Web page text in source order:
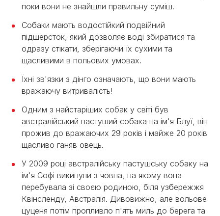
поки вони не знайшли правильну суміш.
Собаки мають водостійкий подвійний
підшерсток, який дозволяє воді збиратися та
одразу стікати, зберігаючи їх сухими та
щасливими в польових умовах.
Їхні зв'язки з дінго означають, що вони мають
вражаючу витривалість!
Одним з найстаріших собак у світі був
австралійський пастуший собака на ім'я Блуї, він
прожив до вражаючих 29 років і майже 20 років
щасливо ганяв овець.
У 2009 році австралійську пастушську собаку на
ім'я Софі викинули з човна, на якому вона
перебувала зі своєю родиною, біля узбережжя
Квінсленду, Австралія. Дивовижно, але вольове
цуценя потім пропливло п'ять миль до берега та